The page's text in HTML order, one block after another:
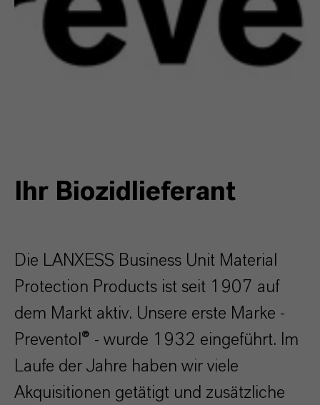
Ihr Biozidlieferant
Die LANXESS Business Unit Material
Protection Products ist seit 1907 auf
dem Markt aktiv. Unsere erste Marke -
Preventol® - wurde 1932 eingeführt. Im
Laufe der Jahre haben wir viele
Akquisitionen getätigt und zusätzliche